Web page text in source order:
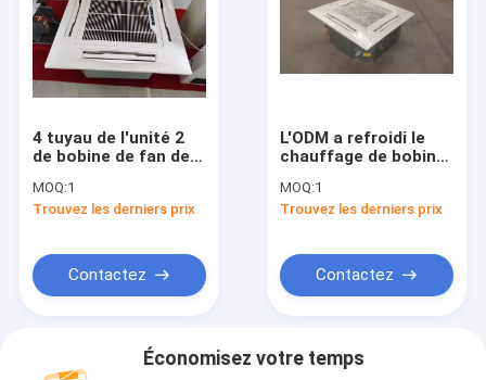
4 tuyau de l'unité 2
de bobine de fan de
de la manière FCU
pour le dispositif de
MOQ:1
Trouvez les derniers prix
Contactez
L'ODM a refroidi le
chauffage de bobine
de l'eau et refroidir
une manière Aircon
MOQ:1
Trouvez les derniers prix
Contactez
Économisez votre temps